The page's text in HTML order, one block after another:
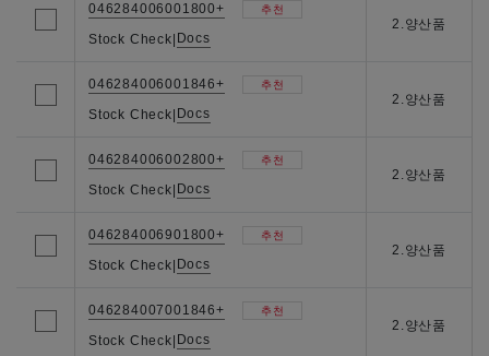
046284006001800+ 추천
Stock Check| Docs
2.양산품
046284006001846+ 추천
Stock Check| Docs
2.양산품
046284006002800+ 추천
Stock Check| Docs
2.양산품
046284006901800+ 추천
Stock Check| Docs
2.양산품
046284007001846+ 추천
Stock Check| Docs
2.양산품